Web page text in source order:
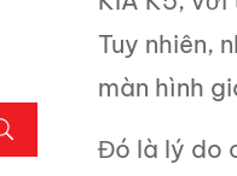
Tuy nhiên,
màn hình
Đó là lý do